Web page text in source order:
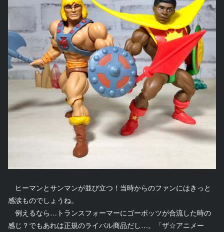
ヒーマンとサンマンが並び立つ！当時からのファンにはきっと
感涙ものでしょうね。
例えるなら…トランスフォーマーにゴーボッツが合流した時の
感じ？でもあれは正規のライバル商品だし…。「ザ☆アニメー